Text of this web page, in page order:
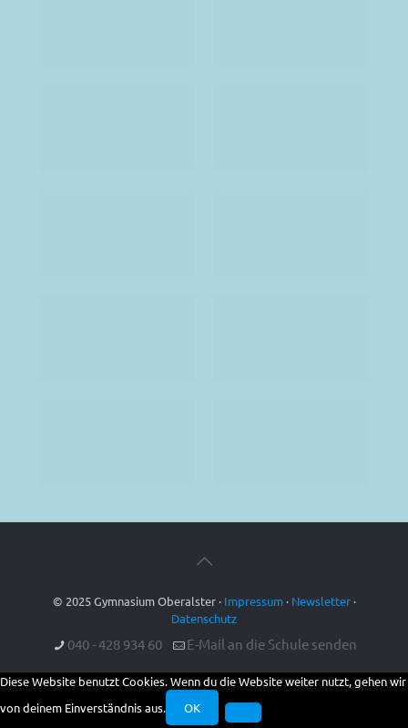
© 2025 Gymnasium Oberalster · Impressum· Newsletter·
Datenschutz
040 - 428 934 60 E-Mail an die Schule senden
Diese Website benutzt Cookies. Wenn du die Website weiter nutzt, gehen wir
von deinem Einverständnis aus.
OK